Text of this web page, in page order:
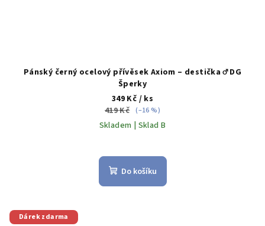
Pánský černý ocelový přívěsek Axiom – destička ♂️ DG
Šperky
349 Kč / ks
419 Kč (–16 %)
Skladem | Sklad B
Do košíku
Dárek zdarma